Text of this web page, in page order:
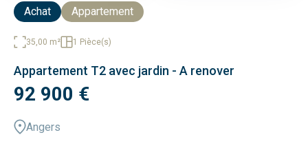
Achat Appartement
35,00 m² 1 Pièce(s)
Appartement T2 avec jardin - A renover
92 900 €
Angers